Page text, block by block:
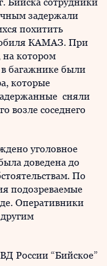
задержали
похитить
КАМАЗ. При
на котором
багажнике были
которые
сняли
возле соседнего
уголовное
доведена до
По
подозреваемые
Оперативники
России “Бийское”